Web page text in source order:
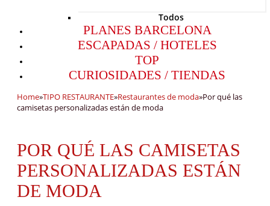
Todos
PLANES BARCELONA
ESCAPADAS / HOTELES
TOP
CURIOSIDADES / TIENDAS
Home»TIPO RESTAURANTE»Restaurantes de moda»Por qué las
camisetas personalizadas están de moda
POR QUÉ LAS CAMISETAS
PERSONALIZADAS ESTÁN
DE MODA